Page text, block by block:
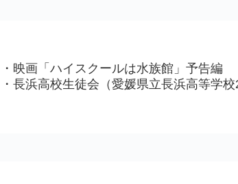
・映画「ハイスクールは水族館」予告編
・長浜高校生徒会（愛媛県立長浜高等学校